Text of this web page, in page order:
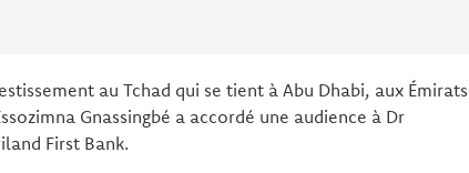
au Tchad qui se tient à Abu Dhabi, aux Émirats
Gnassingbé a accordé une audience à Dr
First Bank.